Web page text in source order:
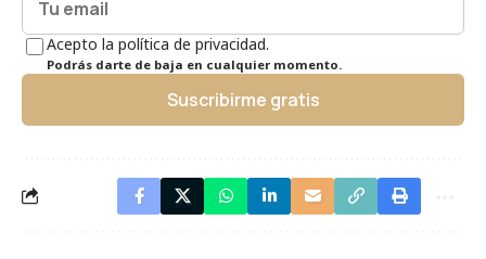
Acepto la política de privacidad.
Podrás darte de baja en cualquier momento.
Suscribirme gratis